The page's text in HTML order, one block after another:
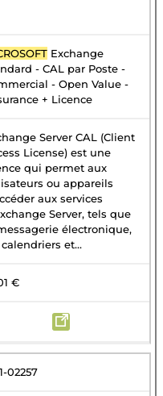
Exchange
- CAL par Poste -
- Open Value -
+ Licence
Server CAL (Client
License) est une
qui permet aux
ou appareils
aux services
Server, tels que
électronique,
et...
€
02257